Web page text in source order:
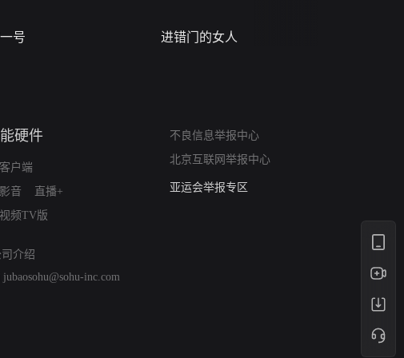
号 进错门的女人
硬件
户端
音
直播+
频TV版
不良信息举报中心
北京互联网举报中心
算法推荐专项举报
亚运会举报专区
司介绍
jubaosohu@sohu-inc.com